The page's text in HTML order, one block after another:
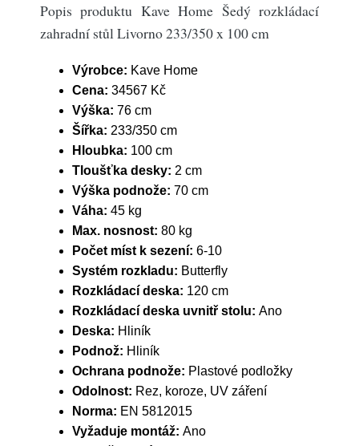
Popis produktu Kave Home Šedý rozkládací
zahradní stůl Livorno 233/350 x 100 cm
Výrobce: Kave Home
Cena: 34567 Kč
Výška: 76 cm
Šířka: 233/350 cm
Hloubka: 100 cm
Tloušťka desky: 2 cm
Výška podnože: 70 cm
Váha: 45 kg
Max. nosnost: 80 kg
Počet míst k sezení: 6-10
Systém rozkladu: Butterfly
Rozkládací deska: 120 cm
Rozkládací deska uvnitř stolu: Ano
Deska: Hliník
Podnož: Hliník
Ochrana podnože: Plastové podložky
Odolnost: Rez, koroze, UV záření
Norma: EN 5812015
Vyžaduje montáž: Ano